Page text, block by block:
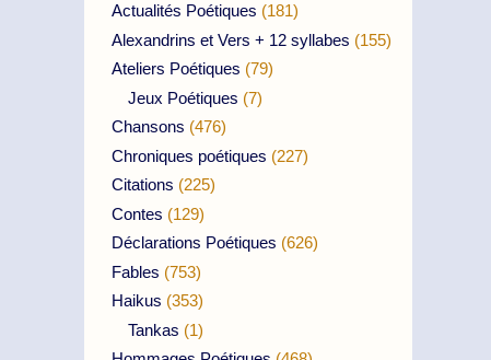
Actualités Poétiques (181)
Alexandrins et Vers + 12 syllabes (155)
Ateliers Poétiques (79)
Jeux Poétiques (7)
Chansons (476)
Chroniques poétiques (227)
Citations (225)
Contes (129)
Déclarations Poétiques (626)
Fables (753)
Haikus (353)
Tankas (1)